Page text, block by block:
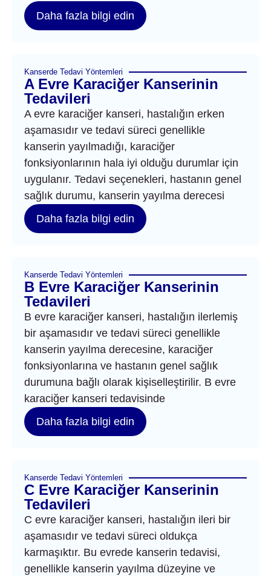
Daha fazla bilgi edin
Kanserde Tedavi Yöntemleri
A Evre Karaciğer Kanserinin
Tedavileri
A evre karaciğer kanseri, hastalığın erken
aşamasıdır ve tedavi süreci genellikle
kanserin yayılmadığı, karaciğer
fonksiyonlarının hala iyi olduğu durumlar için
uygulanır. Tedavi seçenekleri, hastanın genel
sağlık durumu, kanserin yayılma derecesi
Daha fazla bilgi edin
Kanserde Tedavi Yöntemleri
B Evre Karaciğer Kanserinin
Tedavileri
B evre karaciğer kanseri, hastalığın ilerlemiş
bir aşamasıdır ve tedavi süreci genellikle
kanserin yayılma derecesine, karaciğer
fonksiyonlarına ve hastanın genel sağlık
durumuna bağlı olarak kişiselleştirilir. B evre
karaciğer kanseri tedavisinde
Daha fazla bilgi edin
Kanserde Tedavi Yöntemleri
C Evre Karaciğer Kanserinin
Tedavileri
C evre karaciğer kanseri, hastalığın ileri bir
aşamasıdır ve tedavi süreci oldukça
karmaşıktır. Bu evrede kanserin tedavisi,
genellikle kanserin yayılma düzeyine ve